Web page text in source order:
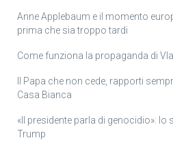
Anne Applebaum e il momento
prima che sia troppo tardi
Come funziona la propaganda di
Il Papa che non cede, rapporti
Casa Bianca
«Il presidente parla di genocidio»:
Trump